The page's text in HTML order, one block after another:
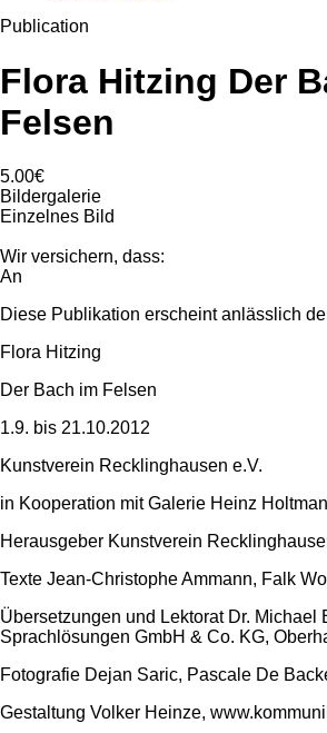
Publication
Flora Hitzing Der
Felsen
5.00€
Bildergalerie
Einzelnes Bild
Wir versichern, dass:
An
Diese Publikation erscheint anlässlich
Flora Hitzing
Der Bach im Felsen
1.9. bis 21.10.2012
Kunstverein Recklinghausen e.V.
in Kooperation mit Galerie Heinz
Herausgeber Kunstverein
Texte Jean-Christophe Ammann, Falk
Übersetzungen und Lektorat Dr. Michael
Sprachlösungen GmbH & Co. KG,
Fotografie Dejan Saric, Pascale De
Gestaltung Volker Heinze,